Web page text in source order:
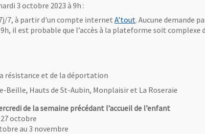
3 octobre 2023 à 9h :
7, à partir d'un compte internetA’tout , Ouvre une
. Aucune demande
il est probable que l’accès à la plateforme soit
résistance et de la déportation
Beille, Hauts de St-Aubin, Monplaisir et La Roseraie
de la semaine précédant l’accueil de l’enfant
octobre
au 3 novembre